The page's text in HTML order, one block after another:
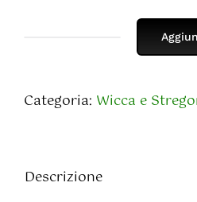
Vampiri
Categoria: Wicca e
Descrizione